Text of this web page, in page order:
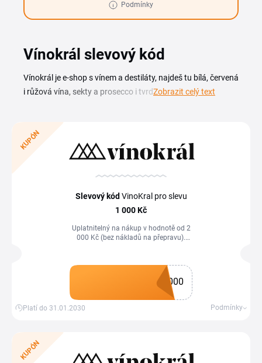
Podmínky
Vínokrál slevový kód
Vínokrál je e-shop s vínem a destiláty, najdeš tu bílá, červená
i růžová vína, sekty a prosecco i tvrdý alkohol od
lahev k večeři, nebo dárkové balení. Aktuální kupóny a
slevové kódy najdeš na této stránce. Než dokončíš
objednávku, mrkni, jestli je k dispozici platný vínokrál kupón
nebo voucher na tvůj nákup. Kódy se hodí na sezónní
zkontrolovat před každým nákupem. Stačí kód zkopírovat a
Zobrazit celý text
KUPÓN
Slevový kód VinoKral pro slevu
1 000 Kč
Uplatnitelný na nákup v hodnotě od 2
000 Kč (bez nákladů na přepravu).
už zlevněných akčních nabídek a
testovacích balíčků)
000
Platí do 31.01.2030 Podmínky
KUPÓN